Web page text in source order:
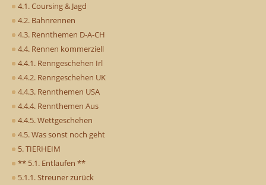
4.1. Coursing & Jagd
4.2. Bahnrennen
4.3. Rennthemen D-A-CH
4.4. Rennen kommerziell
4.4.1. Renngeschehen Irl
4.4.2. Renngeschehen UK
4.4.3. Rennthemen USA
4.4.4. Rennthemen Aus
4.4.5. Wettgeschehen
4.5. Was sonst noch geht
5. TIERHEIM
** 5.1. Entlaufen **
5.1.1. Streuner zurück